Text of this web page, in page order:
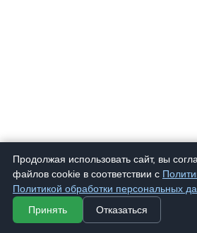
Продолжая использовать сайт, вы
файлов cookie в соответствии с
Политикой обработки персональных
Принять
Отказаться